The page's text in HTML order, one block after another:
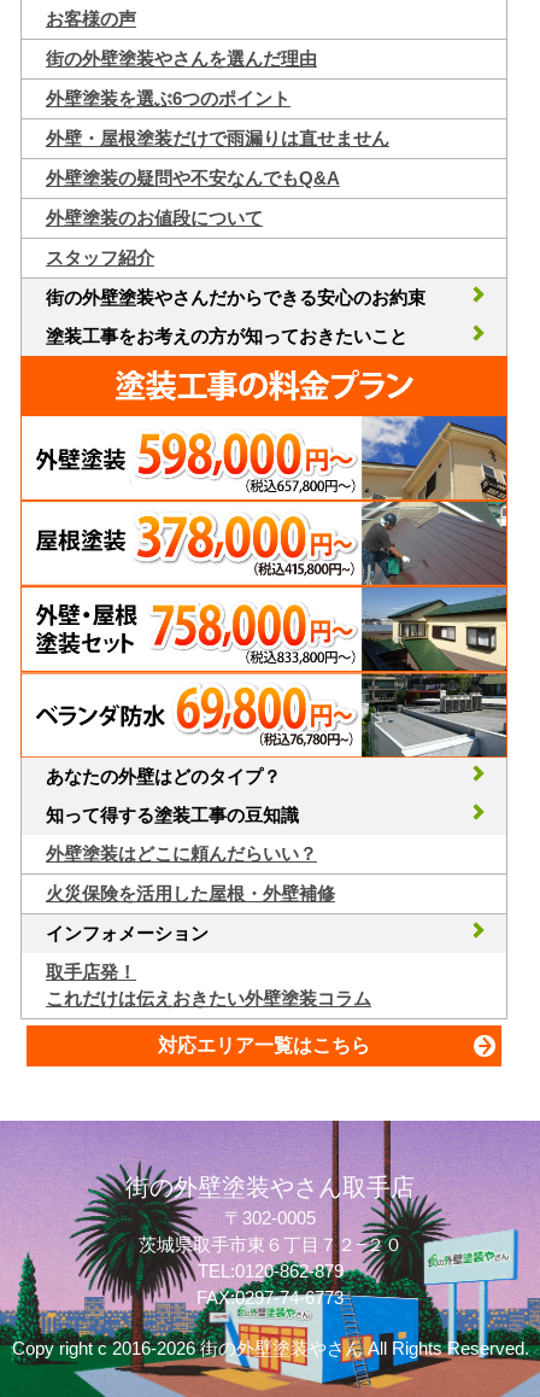
お客様の声
街の外壁塗装やさんを選んだ理由
外壁塗装を選ぶ6つのポイント
外壁・屋根塗装だけで雨漏りは直せません
外壁塗装の疑問や不安なんでもQ&A
外壁塗装のお値段について
スタッフ紹介
街の外壁塗装やさんだからできる安心のお約束
塗装工事をお考えの方が知っておきたいこと
あなたの外壁はどのタイプ？
知って得する塗装工事の豆知識
外壁塗装はどこに頼んだらいい？
火災保険を活用した屋根・外壁補修
インフォメーション
取手店発！
これだけは伝えおきたい外壁塗装コラム
対応エリア一覧はこちら
街の外壁塗装やさん取手店
〒302-0005
茨城県取手市東６丁目７２−２０
TEL:0120-862-879
FAX:0297-74-6773
Copy right c 2016-2026 街の外壁塗装やさん All Rights Reserved.